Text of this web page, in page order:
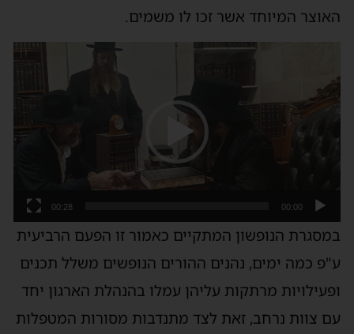
האוצר המיוחד אשר זכו לו משמים.
וידאו
00:00
00:28
במסגרת הנופשון המתקיים כאמור זו הפעם הרביעית
ע"פ כמה ימים, נהנים ההורים הנופשים משלל תכנים
ופעילויות מרתקות עליהן עמלו בהנהלת הארגון יחד
עם צוות נרחב, זאת לצד מתנדבות מסורות המטפלות